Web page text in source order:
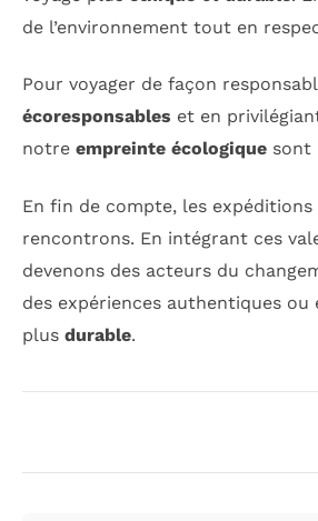
de l’environnement tout en
Pour voyager de façon
écoresponsables et en
notre empreinte écologique sont
En fin de compte, les
rencontrons. En intégrant ces
devenons des acteurs du
des expériences authentiques
plus durable.